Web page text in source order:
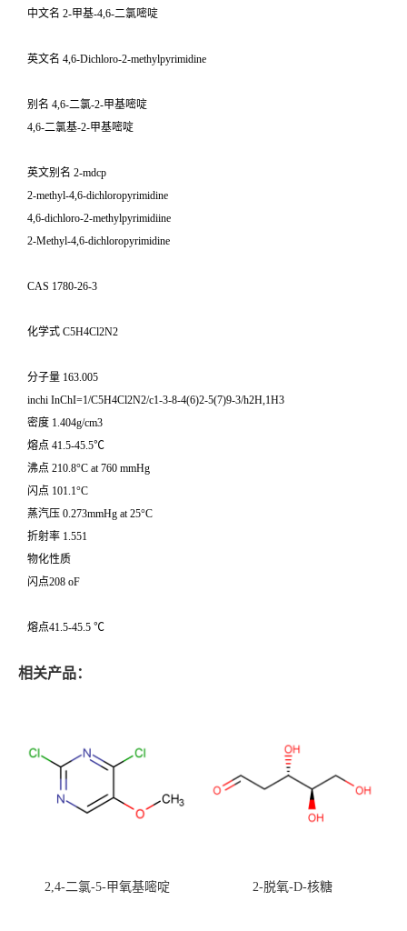
中文名 2-甲基-4,6-二氯嘧啶
英文名 4,6-Dichloro-2-methylpyrimidine
别名 4,6-二氯-2-甲基嘧啶
4,6-二氯基-2-甲基嘧啶
英文别名 2-mdcp
2-methyl-4,6-dichloropyrimidine
4,6-dichloro-2-methylpyrimidiine
2-Methyl-4,6-dichloropyrimidine
CAS 1780-26-3
化学式 C5H4Cl2N2
分子量 163.005
inchi InChI=1/C5H4Cl2N2/c1-3-8-4(6)2-5(7)9-3/h2H,1H3
密度 1.404g/cm3
熔点 41.5-45.5℃
沸点 210.8°C at 760 mmHg
闪点 101.1°C
蒸汽压 0.273mmHg at 25°C
折射率 1.551
物化性质
闪点208 oF
熔点41.5-45.5 ℃
相关产品：
2,4-二氯-5-甲氧基嘧啶 2-脱氧-D-核糖